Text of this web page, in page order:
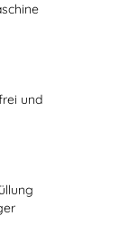
und